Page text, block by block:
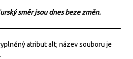
směr jsou dnes beze změn.